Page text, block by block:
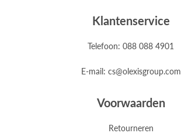
Klantenservice
Telefoon: 088 088 4901
E-mail: cs@olexisgroup.com
Voorwaarden
Retourneren